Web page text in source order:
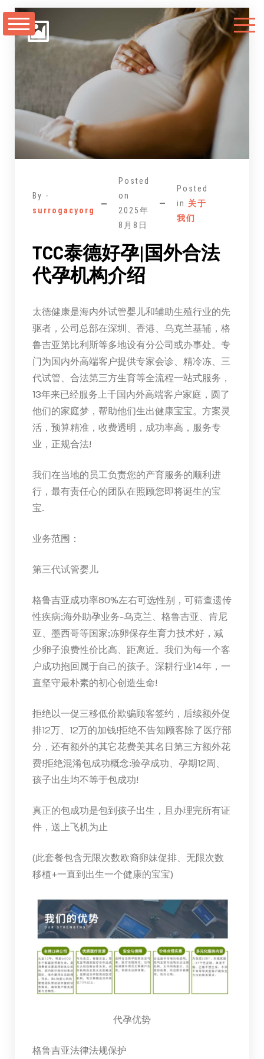
至
By -
surrogacyorg
Posted
on
2025年
8月8日
Posted
in 关于
我们
TCC泰德好孕|国外合法
代孕机构介绍
太德健康是海内外试管婴儿和辅助生殖行业的先
驱者，公司总部在深圳、香港、乌克兰基辅，格
鲁吉亚第比利斯等多地设有分公司或办事处。专
门为国内外高端客户提供专家会诊、精冷冻、三
代试管、合法第三方生育等全流程一站式服务，
13年来已经服务上千国内外高端客户家庭，圆了
他们的家庭梦，帮助他们生出健康宝宝。方案灵
活，预算精准，收费透明，成功率高，服务专
业，正规合法!
我们在当地的员工负责您的产育服务的顺利进
行，最有责任心的团队在照顾您即将诞生的宝
宝.
业务范围：
第三代试管婴儿
格鲁吉亚成功率80%左右可选性别，可筛查遗传
性疾病;海外助孕业务-乌克兰、格鲁吉亚、肯尼
亚、墨西哥等国家;冻卵保存生育力技术好，减
少卵子浪费性价比高、距离近。我们为每一个客
户成功抱回属于自己的孩子。深耕行业14年，一
直坚守最朴素的初心创造生命!
拒绝以一促三移低价欺骗顾客签约，后续额外促
排12万、12万的加钱!拒绝不告知顾客除了医疗部
分，还有额外的其它花费美其名日第三方额外花
费!拒绝混淆包成功概念:验孕成功、孕期12周、
孩子出生均不等于包成功!
真正的包成功是包到孩子出生，且办理完所有证
件，送上飞机为止
(此套餐包含无限次数欧裔卵妹促排、无限次数
移植+一直到出生一个健康的宝宝)
代孕优势
格鲁吉亚法律法规保护